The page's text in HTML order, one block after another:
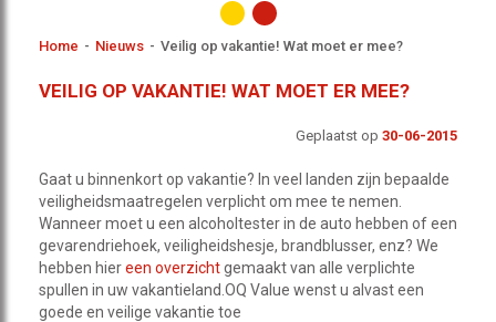
Home - Nieuws - Veilig op vakantie! Wat moet er mee?
VEILIG OP VAKANTIE! WAT MOET ER MEE?
Geplaatst op 30-06-2015
Gaat u binnenkort op vakantie? In veel landen zijn bepaalde
veiligheidsmaatregelen verplicht om mee te nemen.
Wanneer moet u een alcoholtester in de auto hebben of een
gevarendriehoek, veiligheidshesje, brandblusser, enz? We
hebben hiereen overzichtgemaakt van alle verplichte
spullen in uw vakantieland.OQ Value wenst u alvast een
goede en veilige vakantie toe